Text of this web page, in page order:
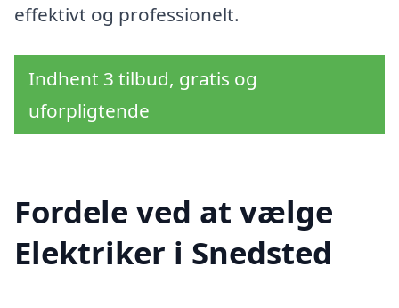
effektivt og professionelt.
Indhent 3 tilbud, gratis og
uforpligtende
Fordele ved at vælge
Elektriker i Snedsted